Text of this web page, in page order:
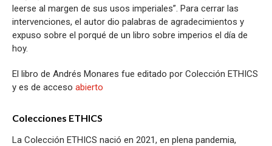
leerse al margen de sus usos imperiales”. Para cerrar las
intervenciones, el autor dio palabras de agradecimientos y
expuso sobre el porqué de un libro sobre imperios el día de
hoy.
El libro de Andrés Monares fue editado por Colección ETHICS
y es de acceso abierto
Colecciones ETHICS
La Colección ETHICS nació en 2021, en plena pandemia,